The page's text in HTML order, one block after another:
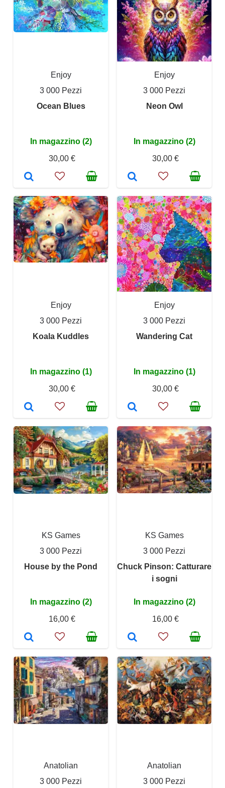
Enjoy
3 000 Pezzi
Ocean Blues
In magazzino (2)
30,00 €
Enjoy
3 000 Pezzi
Neon Owl
In magazzino (2)
30,00 €
Enjoy
3 000 Pezzi
Koala Kuddles
In magazzino (1)
30,00 €
Enjoy
3 000 Pezzi
Wandering Cat
In magazzino (1)
30,00 €
KS Games
3 000 Pezzi
House by the Pond
In magazzino (2)
16,00 €
KS Games
3 000 Pezzi
Chuck Pinson: Catturare
i sogni
In magazzino (2)
16,00 €
Anatolian
3 000 Pezzi
Anatolian
3 000 Pezzi